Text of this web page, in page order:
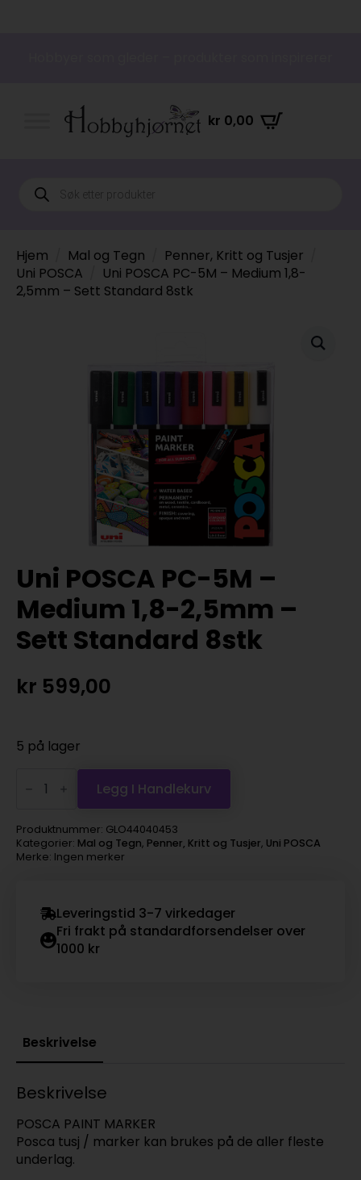
kr 0,00
Products
search
Hjem Mal og Tegn
Penner, Kritt og Tusjer
Uni POSCA
Uni POSCA PC-5M – Medium 1,8-
2,5mm – Sett Standard 8stk
Uni POSCA PC-5M –
Medium 1,8-2,5mm –
Sett Standard 8stk
kr 599,00
5 på lager
POSCA
–
Medium
1,8-
2,5mm
Standard
8stk
antall
Legg I Handlekurv
Produktnummer: GLO44040453
Kategorier: Mal og Tegn, Penner, Kritt og Tusjer, Uni POSCA
Merke: Ingen merker
Leveringstid 3-7 virkedager
Fri frakt på standardforsendelser over
1000 kr
Beskrivelse
Beskrivelse
POSCA PAINT MARKER
Posca tusj / marker kan brukes på de aller fleste
underlag.